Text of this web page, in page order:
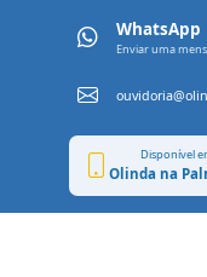
WhatsApp
Enviar uma
Disponível
Olinda na